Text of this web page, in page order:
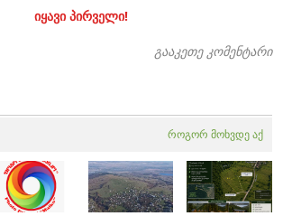
იყავი პირველი!
გააკეთე კომენტარი
როგორ მოხვდე აქ